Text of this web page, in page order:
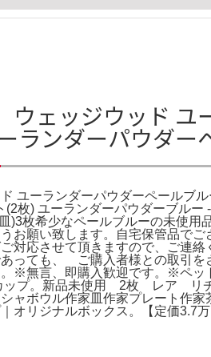
ェッジウッド
ランダーパウダ
ユーランダーパウダーペールブ
(2枚) ユーランダーパウダーブル
)3枚希少なペールブルーの未使
お願い致します。自宅保管品で
対応させて頂きますので、ご連
あっても、 ご購入者様との取引
※無言、即購入歓迎です。※ペッ
ップ。新品未使用 2枚 レア リ
ャボウル作家皿作家プレート作
オリジナルボックス。【定価3.7